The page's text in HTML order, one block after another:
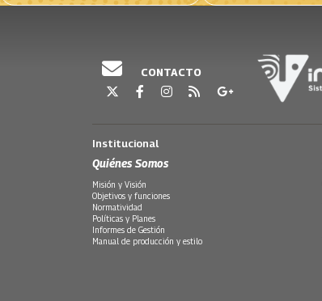
CONTACTO
Institucional
Quiénes Somos
Misión y Visión
Objetivos y funciones
Normatividad
Políticas y Planes
Informes de Gestión
Manual de producción y estilo